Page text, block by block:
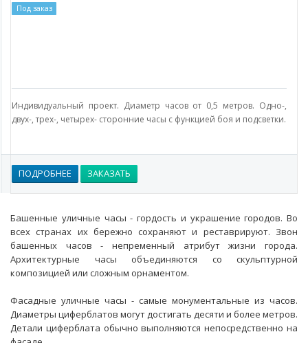
Под заказ
Индивидуальный проект. Диаметр часов от 0,5 метров. Одно-,
двух-, трех-, четырех- сторонние часы с функцией боя и подсветки.
ПОДРОБНЕЕ ЗАКАЗАТЬ
Башенные уличные часы - гордость и украшение городов. Во
всех странах их бережно сохраняют и реставрируют. Звон
башенных часов - непременный атрибут жизни города.
Архитектурные часы объединяются со скульптурной
композицией или сложным орнаментом.
Фасадные уличные часы - самые монументальные из часов.
Диаметры циферблатов могут достигать десяти и более метров.
Детали циферблата обычно выполняются непосредственно на